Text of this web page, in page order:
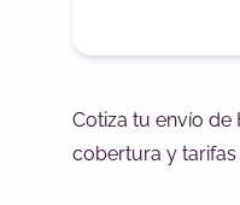
Cotiza tu envío de
cobertura y